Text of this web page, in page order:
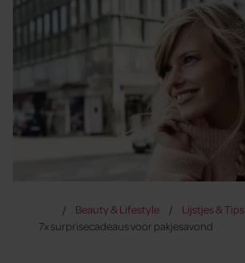
Beauty & Lifestyle
Lijstjes & Tips
7x surprisecadeaus voor pakjesavond